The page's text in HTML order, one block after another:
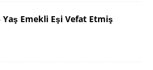
Yaş Emekli Eşi Vefat Etmiş